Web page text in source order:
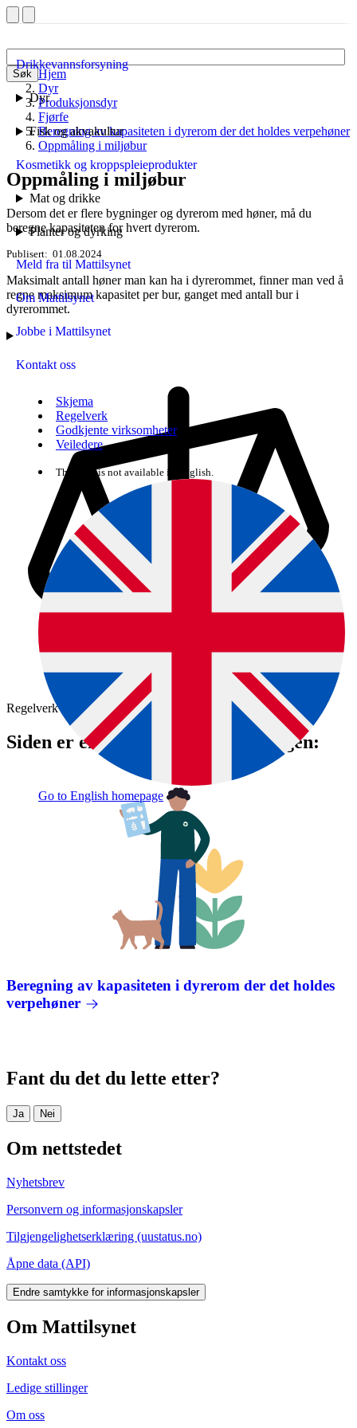
Søk
Drikkevannsforsyning
Dyr
Fisk og akvakultur
Kosmetikk og kroppspleieprodukter
Mat og drikke
Planter og dyrking
Meld fra til Mattilsynet
Om Mattilsynet
Jobbe i Mattilsynet
Kontakt oss
Skjema
Regelverk
Godkjente virksomheter
Veiledere
The page is not available in English.
Go to English homepage
Hjem
Dyr
Produksjonsdyr
Fjørfe
Beregning av kapasiteten i dyrerom der det holdes verpehøner
Oppmåling i miljøbur
Oppmåling i miljøbur
Dersom det er flere bygninger og dyrerom med høner, må du
beregne kapasiteten for hvert dyrerom.
Publisert 01.08.2024
Maksimalt antall høner man kan ha i dyrerommet, finner man ved å
regne maksimum kapasitet per bur, ganget med antall bur i
dyrerommet.
Regelverk
Siden er en del av denne veiledningen:
Beregning av kapasiteten i dyrerom der det holdes
verpehøner
Fant du det du lette etter?
Ja Nei
Om nettstedet
Nyhetsbrev
Personvern og informasjonskapsler
Tilgjengelighetserklæring (uustatus.no)
Åpne data (API)
Endre samtykke for informasjonskapsler
Om Mattilsynet
Kontakt oss
Ledige stillinger
Om oss